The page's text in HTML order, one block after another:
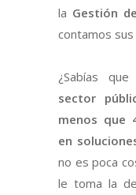
la Gestión
contamos
¿Sabías
sector
menos que
en
no es poca
le toma la